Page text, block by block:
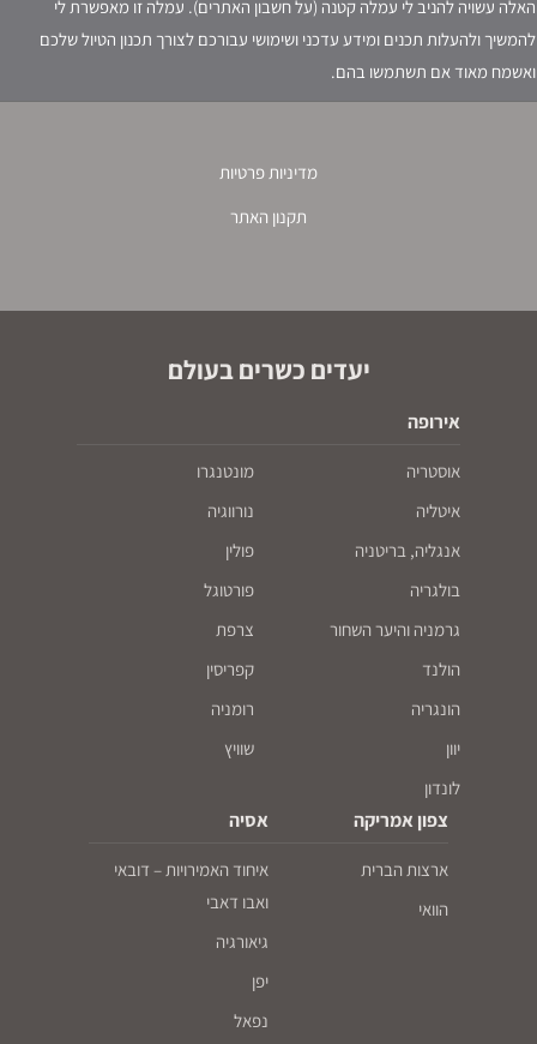
האלה עשויה להניב לי עמלה קטנה (על חשבון האתרים). עמלה זו מאפשרת לי
להמשיך ולהעלות תכנים ומידע עדכני ושימושי עבורכם לצורך תכנון הטיול שלכם
ואשמח מאוד אם תשתמשו בהם.
מדיניות פרטיות
תקנון האתר
יעדים כשרים בעולם
אירופה
אוסטריה
איטליה
אנגליה, בריטניה
בולגריה
גרמניה והיער השחור
הולנד
הונגריה
יוון
לונדון
מונטנגרו
נורווגיה
פולין
פורטוגל
צרפת
קפריסין
רומניה
שוויץ
צפון אמריקה
ארצות הברית
הוואי
אסיה
איחוד האמירויות – דובאי
ואבו דאבי
גיאורגיה
יפן
נפאל